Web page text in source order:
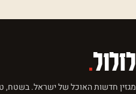
לזלול.
מגזין חדשות האוכל של ישראל. בשטח,